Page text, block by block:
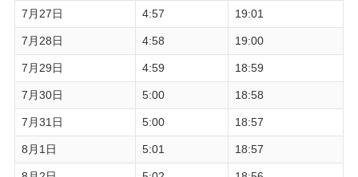
7月27日 4:57 19:01
7月28日 4:58 19:00
7月29日 4:59 18:59
7月30日 5:00 18:58
7月31日 5:00 18:57
8月1日 5:01 18:57